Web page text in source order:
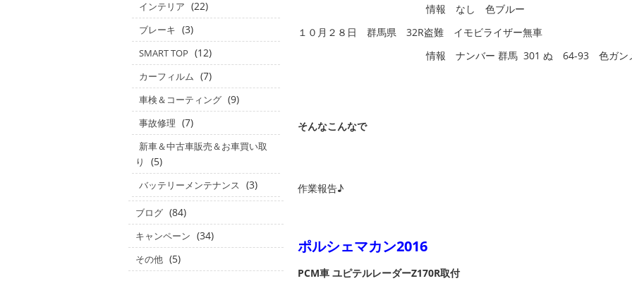
情報 なし 色ブルー
１０月２８日 群馬県 32R盗難 イモビライザー無車
情報 ナンバー 群馬 301 ぬ 64-93 色ガン
そんなこんなで
作業報告♪
ポルシェマカン2016
PCM車 ユピテルレーダーZ170R取付
インテリア (22)
ブレーキ (3)
SMART TOP (12)
カーフィルム (7)
車検＆コーティング (9)
事故修理 (7)
新車＆中古車販売＆お車買い取
り
(5)
バッテリーメンテナンス (3)
ブログ (84)
キャンペーン (34)
その他 (5)